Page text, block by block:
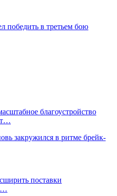
победить в третьем бою
благоустройство
закружился в ритме брейк-
поставки